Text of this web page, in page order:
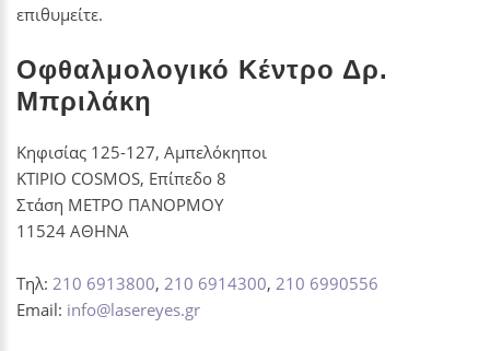
επιθυμείτε.
Οφθαλμολογικό Κέντρο Δρ.
Μπριλάκη
Κηφισίας 125-127, Αμπελόκηποι
ΚΤΙΡΙΟ COSMOS, Επίπεδο 8
Στάση ΜΕΤΡΟ ΠΑΝΟΡΜΟΥ
11524 ΑΘΗΝΑ
Τηλ: 210 6913800, 210 6914300, 210 6990556
Email: info@lasereyes.gr